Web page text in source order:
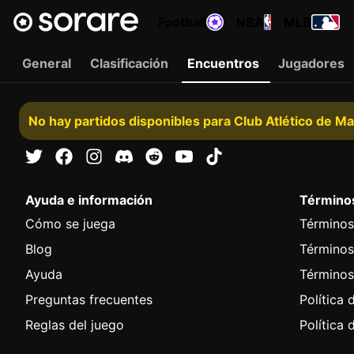
General Clasificación Encuentros Jugadores
No hay partidos disponibles para Club Atlético de
Ayuda e información
Cómo se juega
Blog
Ayuda
Preguntas frecuentes
Reglas del juego
Política
Política